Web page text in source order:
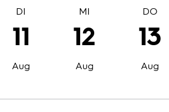
11
Aug
DI
12
Aug
MI
13
Aug
DO